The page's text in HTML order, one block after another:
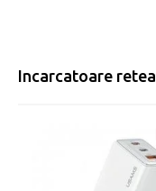
Incarcatoare retea